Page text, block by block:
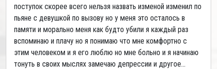
поступок скорее всего нельзя назвать изменой изменил по
пьяне с девушкой по вызову но у меня это осталось в
памяти и морально меня как будто убили я каждый раз
вспоминаю и плачу но я понимаю что мне комфортно с
этим человеком и я его люблю но мне больно и я начинаю
тонуть в своих мыслях замечаю депрессии и другое...